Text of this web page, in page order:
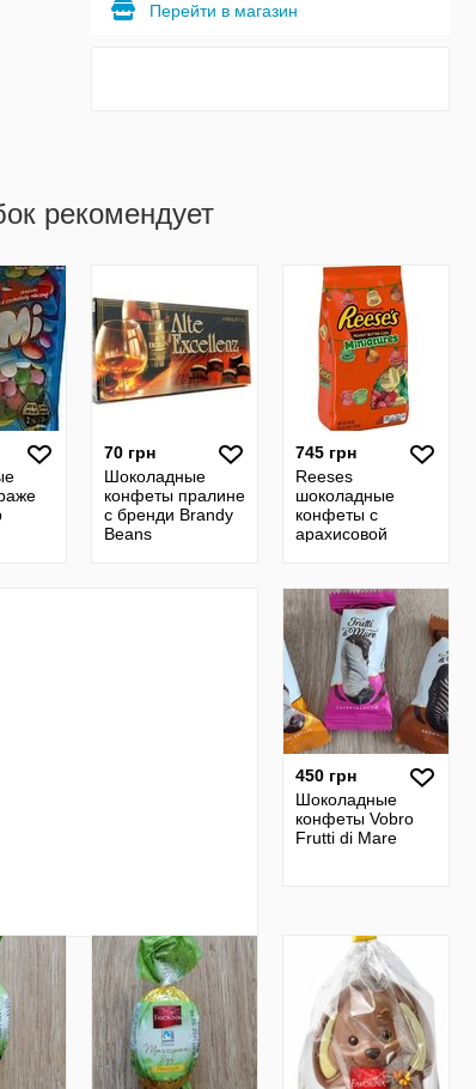
Перейти в магазин
рекомендует
70 грн
Шоколадные
конфеты пралине
с бренди Brandy
Beans
745 грн
Reeses
шоколадные
конфеты с
арахисовой
Christmas Candy
Holiday Peanu
450 грн
Шоколадные
конфеты Vobro
Frutti di Mare